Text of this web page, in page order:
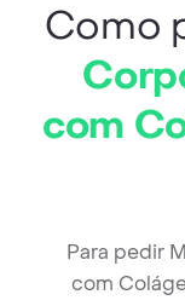
Como
com
Para pedir
com